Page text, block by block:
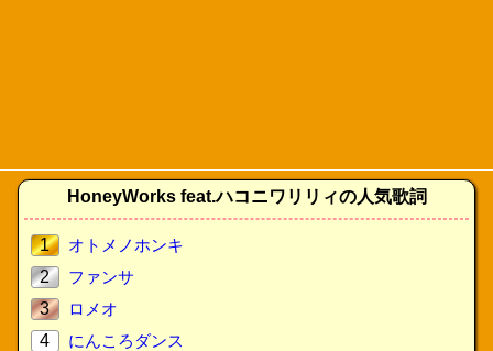
HoneyWorks feat.ハコニワリリィの人気歌詞
1
オトメノホンキ
2
ファンサ
3
ロメオ
4
にんころダンス